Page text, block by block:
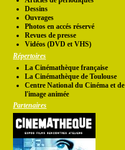
Dessins
Ouvrages
Photos en accés réservé
Revues de presse
Vidéos (DVD et VHS)
Répertoires
La Cinémathèque française
La Cinémathèque de Toulouse
Centre National du Cinéma et de
l'image animée
Partenaires